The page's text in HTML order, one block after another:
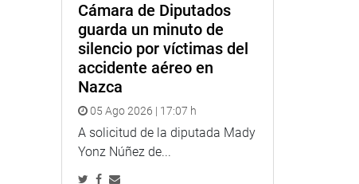
Cámara de Diputados
guarda un minuto de
silencio por víctimas del
accidente aéreo en
Nazca
05 Ago 2026 | 17:07 h
A solicitud de la diputada Mady
Yonz Núñez de...